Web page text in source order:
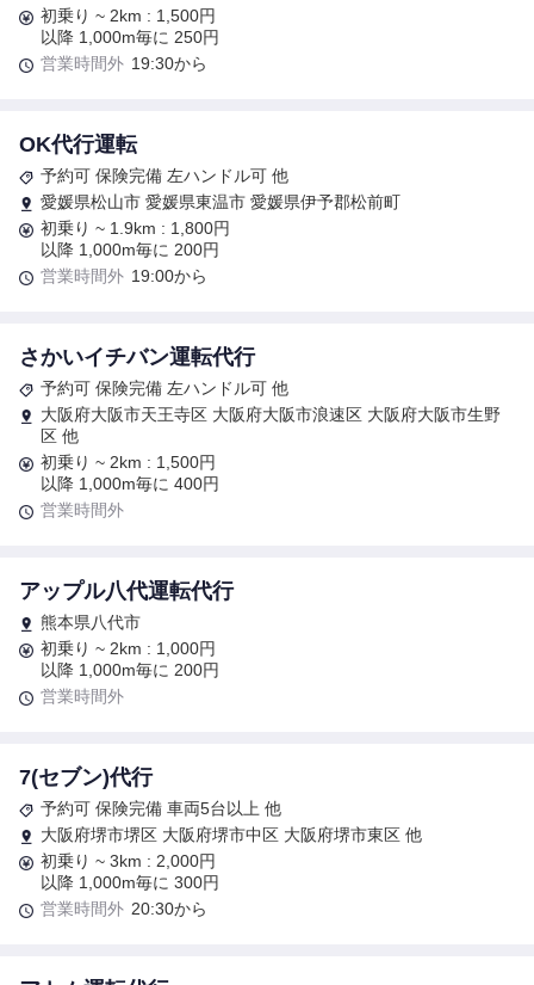
初乗り ~ 2km : 1,500円
以降 1,000m毎に 250円
営業時間外 19:30から
OK代行運転
予約可 保険完備 左ハンドル可 他
愛媛県松山市 愛媛県東温市 愛媛県伊予郡松前町
初乗り ~ 1.9km : 1,800円
以降 1,000m毎に 200円
営業時間外 19:00から
さかいイチバン運転代行
予約可 保険完備 左ハンドル可 他
大阪府大阪市天王寺区 大阪府大阪市浪速区 大阪府大阪市生野
区 他
初乗り ~ 2km : 1,500円
以降 1,000m毎に 400円
営業時間外
アップル八代運転代行
熊本県八代市
初乗り ~ 2km : 1,000円
以降 1,000m毎に 200円
営業時間外
7(セブン)代行
予約可 保険完備 車両5台以上 他
大阪府堺市堺区 大阪府堺市中区 大阪府堺市東区 他
初乗り ~ 3km : 2,000円
以降 1,000m毎に 300円
営業時間外 20:30から